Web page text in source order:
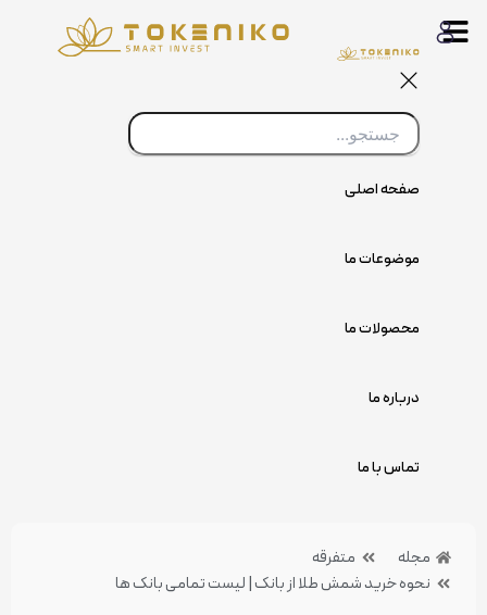
صفحه اصلی
موضوعات ما
محصولات ما
درباره ما
تماس با ما
مجله
متفرقه
نحوه خرید شمش طلا از بانک | لیست تمامی بانک ها